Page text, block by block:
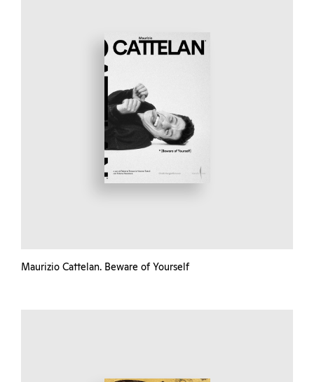
Maurizio Cattelan. Beware of Yourself